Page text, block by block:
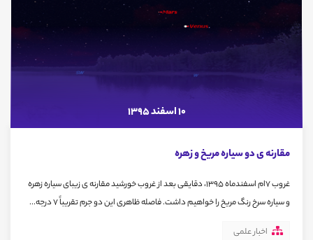
10 اسفند 1395
مقارنه ی دو سیاره مریخ و زهره
غروب 7ام اسفندماه 1395، دقایقی بعد از غروب خورشید مقارنه ی زیبای سیاره زهره
و سیاره سرخ رنگ مریخ را خواهیم داشت. فاصله ظاهری این دو جرم تقریباً 7 درجه...
اخبار علمی